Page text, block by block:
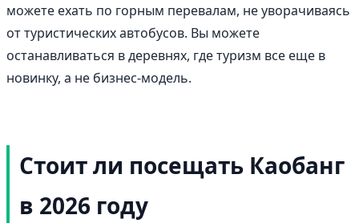
можете ехать по горным перевалам, не уворачиваясь
от туристических автобусов. Вы можете
останавливаться в деревнях, где туризм все еще в
новинку, а не бизнес-модель.
Стоит ли посещать Каобанг
в 2026 году